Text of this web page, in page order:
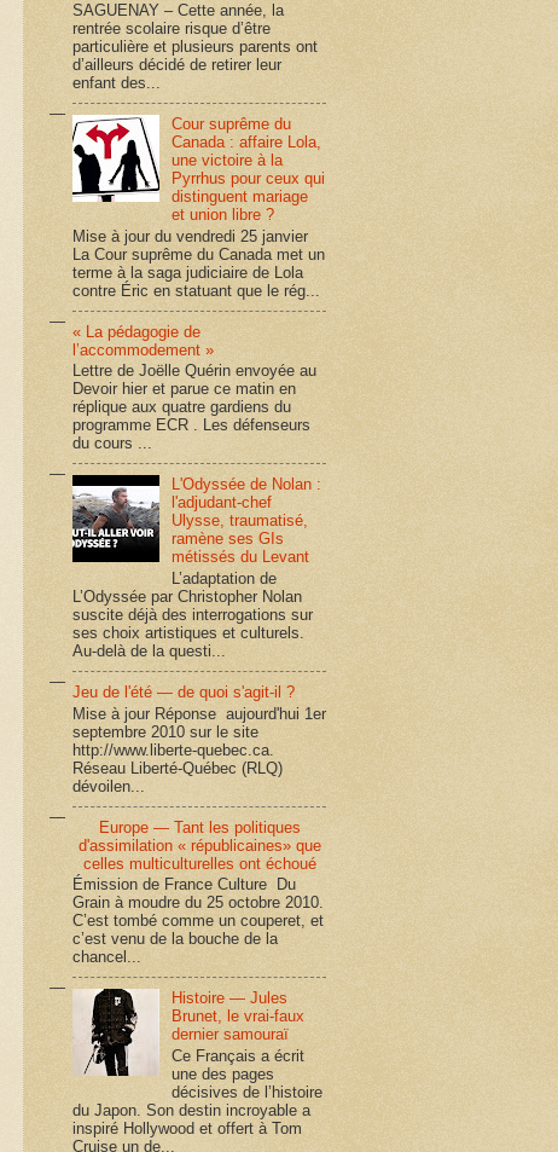
SAGUENAY – Cette année, la
rentrée scolaire risque d’être
particulière et plusieurs parents ont
d’ailleurs décidé de retirer leur
enfant des...
Cour suprême du
Canada : affaire Lola,
une victoire à la
Pyrrhus pour ceux qui
distinguent mariage
et union libre ?
Mise à jour du vendredi 25 janvier
La Cour suprême du Canada met un
terme à la saga judiciaire de Lola
contre Éric en statuant que le rég...
« La pédagogie de
l’accommodement »
Lettre de Joëlle Quérin envoyée au
Devoir hier et parue ce matin en
réplique aux quatre gardiens du
programme ECR . Les défenseurs
du cours ...
L'Odyssée de Nolan :
l'adjudant-chef
Ulysse, traumatisé,
ramène ses GIs
métissés du Levant
L’adaptation de
L’Odyssée par Christopher Nolan
suscite déjà des interrogations sur
ses choix artistiques et culturels.
Au-delà de la questi...
Jeu de l'été — de quoi s'agit-il ?
Mise à jour Réponse aujourd'hui 1er
septembre 2010 sur le site
http://www.liberte-quebec.ca.
Réseau Liberté-Québec (RLQ)
dévoilen...
Europe — Tant les politiques
d'assimilation « républicaines» que
celles multiculturelles ont échoué
Émission de France Culture Du
Grain à moudre du 25 octobre 2010.
C’est tombé comme un couperet, et
c’est venu de la bouche de la
chancel...
Histoire — Jules
Brunet, le vrai-faux
dernier samouraï
Ce Français a écrit
une des pages
décisives de l’histoire
du Japon. Son destin incroyable a
inspiré Hollywood et offert à Tom
Cruise un de...